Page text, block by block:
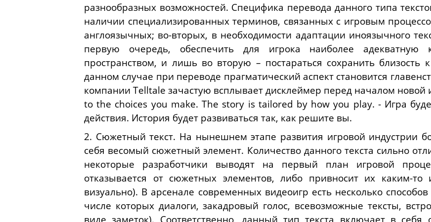
разнообразных возможностей. Специфика перевода данного типа
наличии специализированных терминов, связанных с игровым
англоязычных; во-вторых, в необходимости адаптации иноязычного
первую очередь, обеспечить для игрока наиболее
пространством, и лишь во вторую – постараться сохранить близость
данном случае при переводе прагматический аспект становится
компании Telltale зачастую всплывает дисклеймер перед началом новой
to the choices you make. The story is tailored by how you play. - Игра
действия. История будет развиваться так, как решите вы.
2. Сюжетный текст. На нынешнем этапе развития игровой индустрии
себя весомый сюжетный элемент. Количество данного текста сильно
некоторые разработчики выводят на первый план игровой
отказывается от сюжетных элементов, либо привносит их каким-
визуально). В арсенале современных видеоигр есть несколько
числе которых диалоги, закадровый голос, всевозможные тексты,
виде заметок). Соответственно, данный тип текста включает в себя